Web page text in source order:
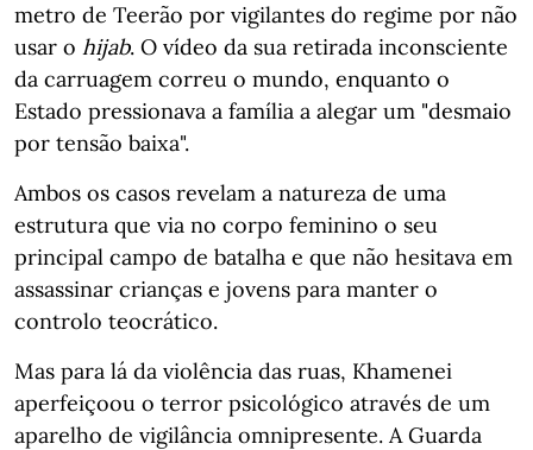
metro de Teerão por vigilantes do regime por não
usar o hijab. O vídeo da sua retirada inconsciente
da carruagem correu o mundo, enquanto o
Estado pressionava a família a alegar um "desmaio
por tensão baixa".
Ambos os casos revelam a natureza de uma
estrutura que via no corpo feminino o seu
principal campo de batalha e que não hesitava em
assassinar crianças e jovens para manter o
controlo teocrático.
Mas para lá da violência das ruas, Khamenei
aperfeiçoou o terror psicológico através de um
aparelho de vigilância omnipresente. A Guarda